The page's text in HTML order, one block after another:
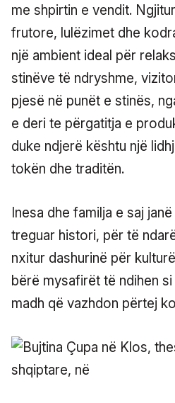
me shpirtin e vendit.
frutore, lulëzimet dhe
një ambient ideal për
stinëve të ndryshme,
pjesë në punët e stinës,
e deri te përgatitja e
duke ndjerë kështu një
tokën dhe traditën.
Inesa dhe familja e saj
treguar histori, për të
nxitur dashurinë për
bërë mysafirët të ndihen
madh që vazhdon përtej